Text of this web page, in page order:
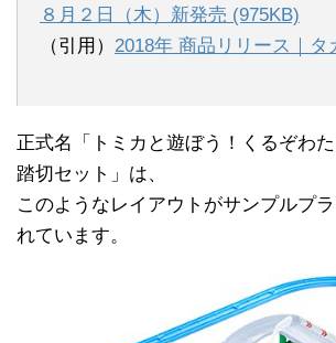
８月２日（木）新発売 (975KB)
（引用） 2018年 商品リリース｜タ
正式名「トミカと遊ぼう！くるぞわ
踏切セット」は、
このようなレイアウトがサンプルプ
れています。